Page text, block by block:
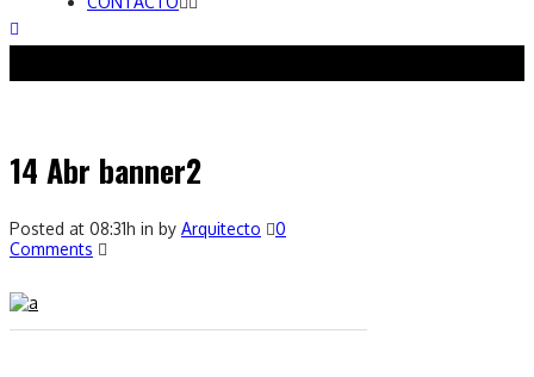
14 Abr banner2
Posted at 08:31h in by Arquitecto
0
Comments